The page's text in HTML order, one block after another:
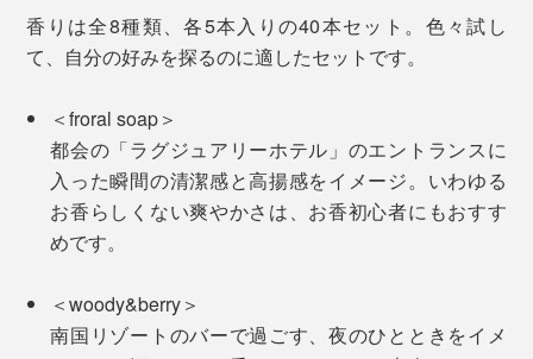
香りは全8種類、各5本入りの40本セット。色々試し
て、自分の好みを探るのに適したセットです。
＜froral soap＞
都会の「ラグジュアリーホテル」のエントランスに
入った瞬間の清潔感と高揚感をイメージ。いわゆる
お香らしくない爽やかさは、お香初心者にもおすす
めです。
＜woody&berry＞
南国リゾートのバーで過ごす、夜のひとときをイメ